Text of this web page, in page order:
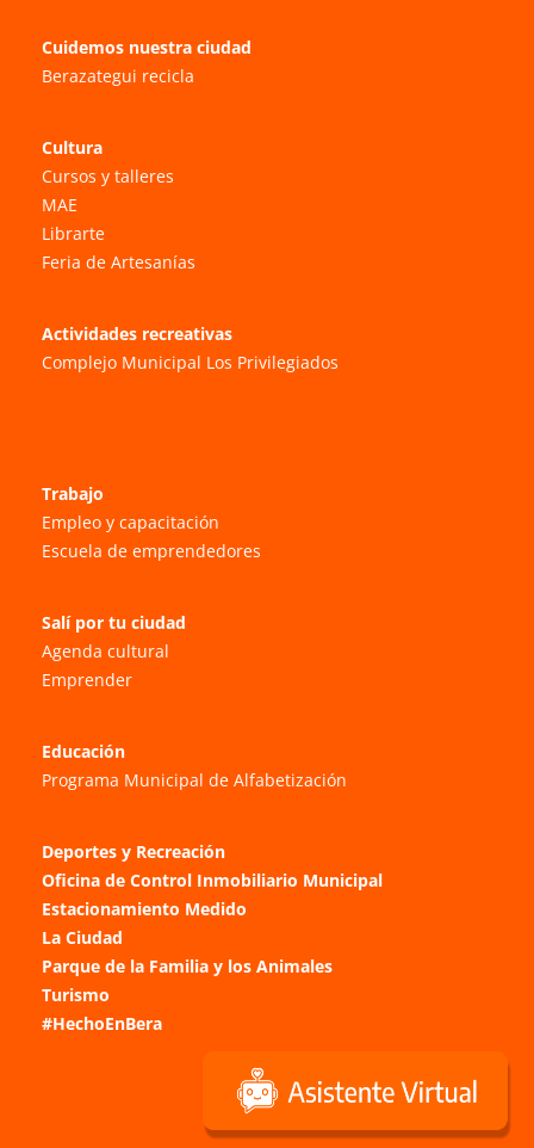
Cuidemos nuestra ciudad
Berazategui recicla
Cultura
Cursos y talleres
MAE
Librarte
Feria de Artesanías
Actividades recreativas
Complejo Municipal Los Privilegiados
Trabajo
Empleo y capacitación
Escuela de emprendedores
Salí por tu ciudad
Agenda cultural
Emprender
Educación
Programa Municipal de Alfabetización
Deportes y Recreación
Oficina de Control Inmobiliario Municipal
Estacionamiento Medido
La Ciudad
Parque de la Familia y los Animales
Turismo
#HechoEnBera